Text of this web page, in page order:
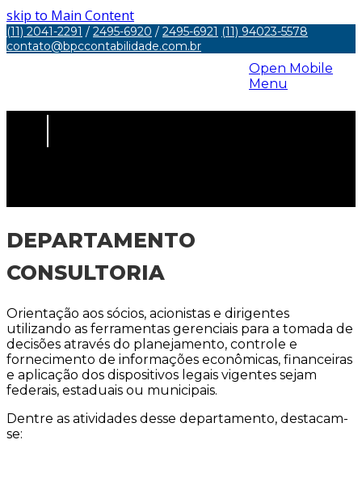
skip to Main Content
(11) 2041-2291 / 2495-6920 / 2495-6921 (11) 94023-5578
contato@bpccontabilidade.com.br
Open Mobile
Menu
DEPARTAMENTO
CONSULTORIA
Orientação aos sócios, acionistas e dirigentes
utilizando as ferramentas gerenciais para a tomada de
decisões através do planejamento, controle e
fornecimento de informações econômicas, financeiras
e aplicação dos dispositivos legais vigentes sejam
federais, estaduais ou municipais.
Dentre as atividades desse departamento, destacam-
se: